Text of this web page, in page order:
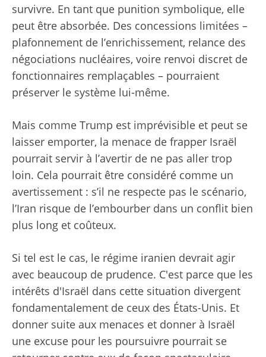
survivre. En tant que punition symbolique, elle
peut être absorbée. Des concessions limitées –
plafonnement de l’enrichissement, relance des
négociations nucléaires, voire renvoi discret de
fonctionnaires remplaçables – pourraient
préserver le système lui-même.
Mais comme Trump est imprévisible et peut se
laisser emporter, la menace de frapper Israël
pourrait servir à l’avertir de ne pas aller trop
loin. Cela pourrait être considéré comme un
avertissement : s’il ne respecte pas le scénario,
l’Iran risque de l’embourber dans un conflit bien
plus long et coûteux.
Si tel est le cas, le régime iranien devrait agir
avec beaucoup de prudence. C'est parce que les
intérêts d'Israël dans cette situation divergent
fondamentalement de ceux des États-Unis. Et
donner suite aux menaces et donner à Israël
une excuse pour les poursuivre pourrait se